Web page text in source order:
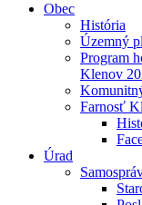
Obec
História
Územný
Program
Klenov
Farnosť
Úrad